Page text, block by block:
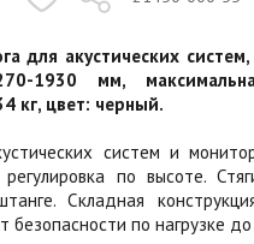
для акустических
1930 мм,
кг, цвет: черный.
систем и
по высоте.
Складная
безопасности по нагрузке до